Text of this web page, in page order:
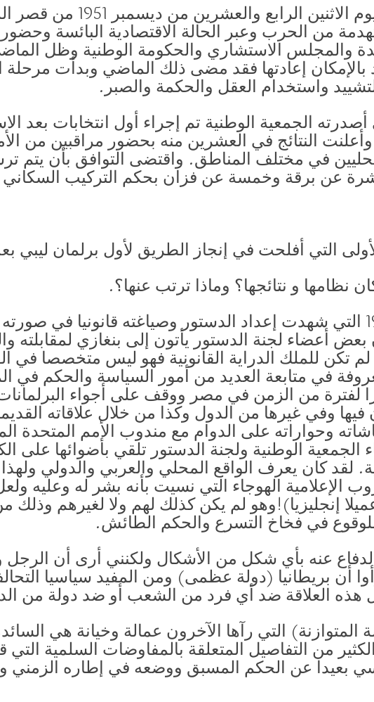
أعلن الملك الاستقلال صباح يوم
من الحرب وعبر الحالة الاقتصادية البائسة
والمجلس الاستشاري والحكومة الوطنية وظل
إعادتها فقد مضى ذلك الماضي وبدأت مرحلة
واستخدام العقل والحكمة والصبر.
أصدرته الجمعية الوطنية تم إجراء أول انتخابات بعد
عشر من فبراير 1952 وأعلنت النتائج في العشرين منه بحضور
في مختلف المناطق. واقتضى التوافق بأن يتم
عن برقة وخمسة عن فزان بحكم التركيب السكاني
التي أفلحت في إنجاز الطريق لأول برلمان ليبي
نظامها و نتائجها؟ وماذا ترتب عنها؟.
. خلال تلك الأيام من عام 1951 التي شهدت إعداد الدستور وصياغته
أعضاء لجنة الدستور يأتون إلى بنغازي لمقابلته
تكن للملك الدراية القانونية فهو ليس متخصصا في
في متابعة العديد من أمور السياسة والحكم في
لفترة من الزمن في مصر ووقف على أجواء البرلمانات
فيها وفي غيرها من الدول وكذا من خلال علاقاته
وحواراته على الدوام مع مندوب الأمم المتحدة
الوطنية ولجنة الدستور تلقي بأضوائها على
لقد كان يعرف الواقع المحلي والعربي والدولي
الإعلامية الهوجاء التي نسيت بأنه بشر له وعليه
إنجليزيا)!وهو لم يكن كذلك لهم ولا لغيرهم وذلك
للوقوع في فخاخ التسرع والحكم الطائش.
عنه بأي شكل من الأشكال ولكنني أرى أن
أن بريطانيا (دولة عظمى) ومن المفيد سياسيا
هذه العلاقة ضد أي فرد من الشعب أو ضد دولة من
المتوازنة) التي رآها الآخرون عمالة وخيانة هي
من التفاصيل المتعلقة بالمفاوضات السلمية التي
بعيدا عن الحكم المسبق ووضعه في إطاره الزمني